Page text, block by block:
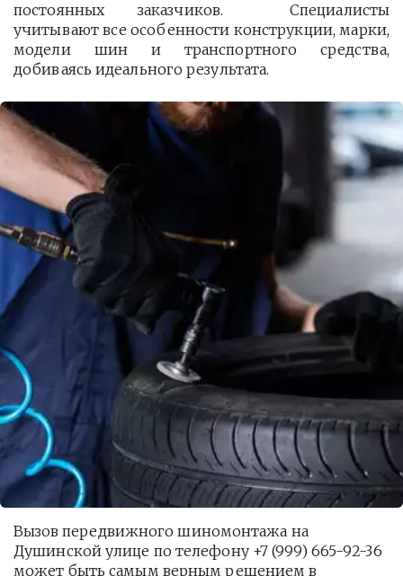
постоянных заказчиков. Специалисты
учитывают все особенности конструкции, марки,
модели шин и транспортного средства,
добиваясь идеального результата.
Вызов передвижного шиномонтажа на
Душинской улице по телефону +7 (999) 665-92-36
может быть самым верным решением в